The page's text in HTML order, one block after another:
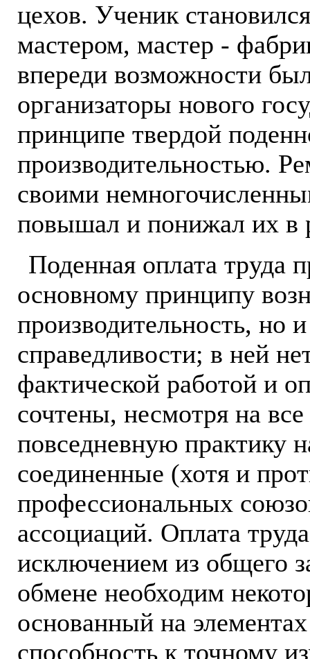
цехов. Ученик
мастером, мастер -
впереди возможности
организаторы нового
принципе твердой
производительностью.
своими
повышал и понижал их в
Поденная оплата труда
основному принципу
производительность, но
справедливости; в ней
фактической работой и
сочтены, несмотря на
повседневную практику
соединенные (хотя и
профессиональных
ассоциаций. Оплата
исключением из общего
обмене необходим
основанный на
способность к точному